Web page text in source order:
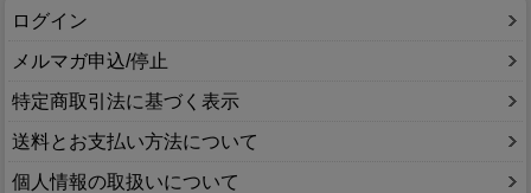
ログイン
メルマガ申込/停止
特定商取引法に基づく表示
送料とお支払い方法について
個人情報の取扱いについて